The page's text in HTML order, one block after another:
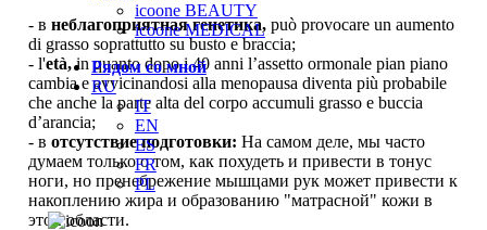
icoone BEAUTY
icoone MEDICAL
Рядом со мной
RU
IT
EN
ES
FR
PL
- в неблагоприятная генетика,può provocare un aumento
di grasso soprattutto su busto e braccia;
- l'età,in quanto dopo i 40 anni l’assetto ormonale pian piano
cambia e avvicinandosi alla menopausa diventa più probabile
che anche la parte alta del corpo accumuli grasso e buccia
d’arancia;
- в отсутствие подготовки: На самом деле, мы часто
думаем только о том, как похудеть и привести в тонус
ноги, но пренебрежение мышцами рук может привести к
накоплению жира и образованию "матрасной" кожи в
этой области.